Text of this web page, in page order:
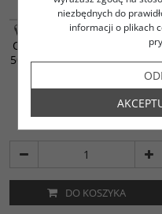
WŁÓKNINA WYGŁUSZAJĄCA
COMFORT / BIAŁA / WYMIAR
50CMX100CM / GĘSTOŚĆ
014-0410
34.75PLN
DO KOSZYKA
niezbędnych do
informacji o plikach